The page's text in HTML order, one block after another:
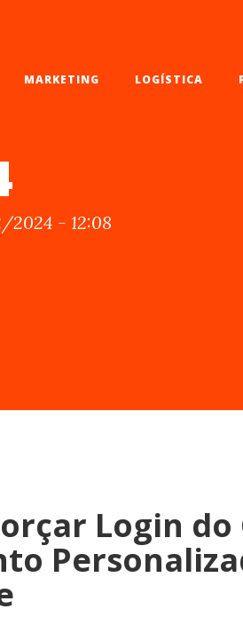
MARKETING LOGÍSTICA
2024 - 12:08
Login